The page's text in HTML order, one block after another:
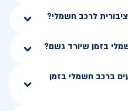
לרכב חשמלי?
בזמן שיורד גשם?
ברכב חשמלי בזמן